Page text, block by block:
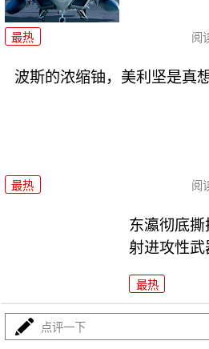
最热 阅
波斯的浓缩铀，美利坚是真
最热 阅
东瀛彻底
射进攻性武
最热
海锁波斯
点评一下